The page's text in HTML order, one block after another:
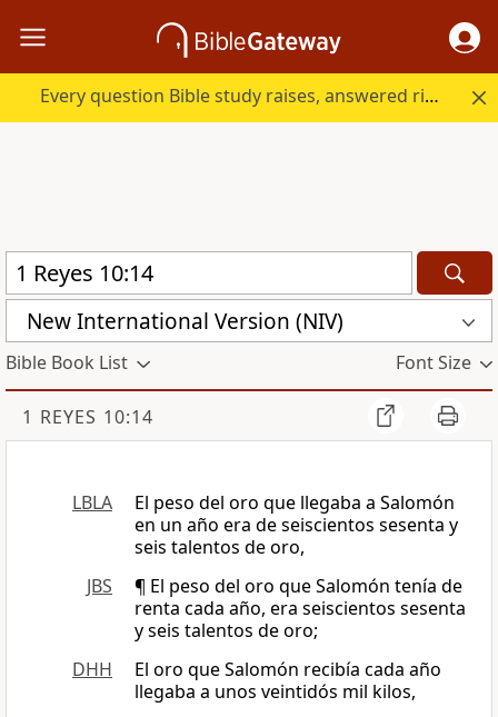
Every question Bible study raises, answered right here.
New International Version (NIV)
Bible Book List Font Size
1 REYES 10:14
LBLA
El peso del oro que llegaba a Salomón
en un año era de seiscientos sesenta y
seis talentos de oro,
JBS
¶ El peso del oro que Salomón tenía de
renta cada año, era seiscientos sesenta
y seis talentos de oro;
DHH
El oro que Salomón recibía cada año
llegaba a unos veintidós mil kilos,